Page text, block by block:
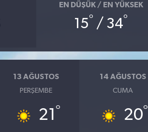
EN DÜŞÜK / EN YÜKSEK
15° / 34°
13 AĞUSTOS
PERŞEMBE
21 °
14 AĞUSTOS
CUMA
20°